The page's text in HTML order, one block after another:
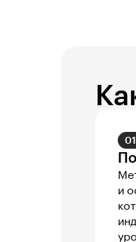
01
и